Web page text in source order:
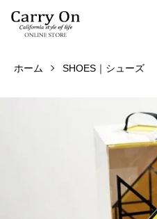
ホーム SHOES｜シューズ